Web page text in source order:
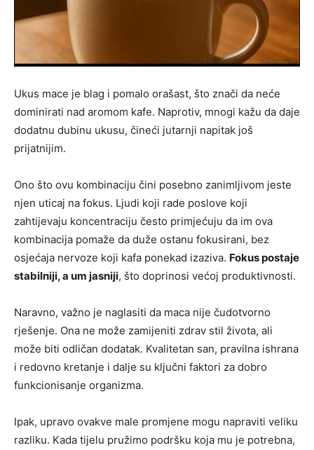
Ukus mace je blag i pomalo orašast, što znači da neće
dominirati nad aromom kafe. Naprotiv, mnogi kažu da daje
dodatnu dubinu ukusu, čineći jutarnji napitak još
prijatnijim.
Ono što ovu kombinaciju čini posebno zanimljivom jeste
njen uticaj na fokus. Ljudi koji rade poslove koji
zahtijevaju koncentraciju često primjećuju da im ova
kombinacija pomaže da duže ostanu fokusirani, bez
osjećaja nervoze koji kafa ponekad izaziva. Fokus postaje
stabilniji, a um jasniji, što doprinosi većoj produktivnosti.
Naravno, važno je naglasiti da maca nije čudotvorno
rješenje. Ona ne može zamijeniti zdrav stil života, ali
može biti odličan dodatak. Kvalitetan san, pravilna ishrana
i redovno kretanje i dalje su ključni faktori za dobro
funkcionisanje organizma.
Ipak, upravo ovakve male promjene mogu napraviti veliku
razliku. Kada tijelu pružimo podršku koja mu je potrebna,